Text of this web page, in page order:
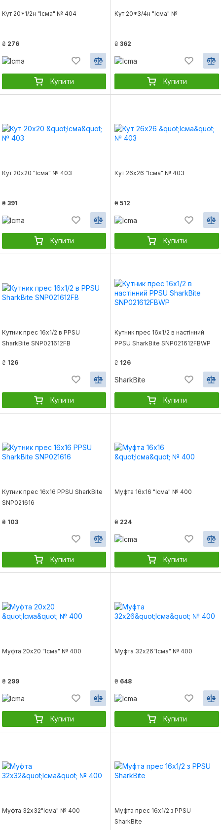
Кут 20*1/2н "Ісма" № 404
₴ 276
Купити
Кут 20*3/4н "Ісма" №
₴ 362
Купити
Кут 20х20 "Ісма" № 403
₴ 391
Купити
Кут 26х26 "Ісма" № 403
₴ 512
Купити
Кутник прес 16х1/2 в PPSU
SharkBite SNP021612FB
₴ 126
Купити
Кутник прес 16х1/2 в настінний
PPSU SharkBite SNP021612FBWP
₴ 126
SharkBite
Купити
Кутник прес 16х16 PPSU SharkBite
SNP021616
₴ 103
Купити
Муфта 16х16 "Ісма" № 400
₴ 224
Купити
Муфта 20х20 "Ісма" № 400
₴ 299
Купити
Муфта 32х26"Ісма" № 400
₴ 648
Купити
Муфта 32х32"Ісма" № 400
Муфта прес 16х1/2 з PPSU
SharkBite